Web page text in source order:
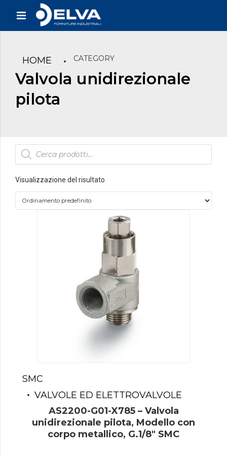
HOME CATEGORY
Valvola unidirezionale
pilota
Products
search
Visualizzazione del risultato
SMC
VALVOLE ED ELETTROVALVOLE
AS2200-G01-X785 – Valvola
unidirezionale pilota, Modello con
corpo metallico, G.1/8″ SMC